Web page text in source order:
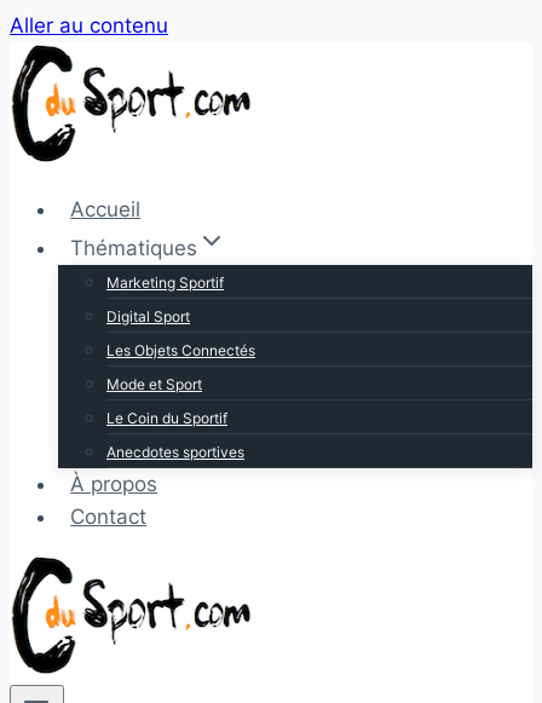
Aller au contenu
Accueil
Thématiques
Marketing Sportif
Digital Sport
Les Objets Connectés
Mode et Sport
Le Coin du Sportif
Anecdotes sportives
À propos
Contact